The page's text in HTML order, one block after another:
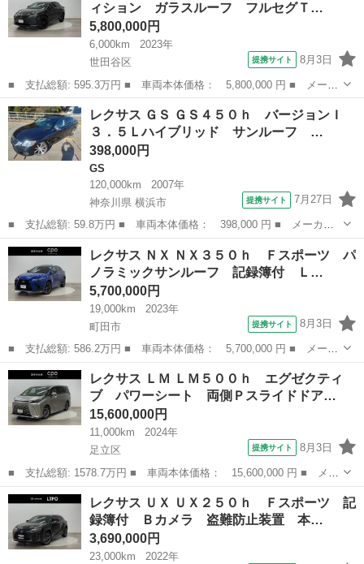
Ｃ車載器 ...
ィション ガラスルーフ フルセグＴ…
5,800,000円
6,000km
2023年
世田谷区
提携サイト 8月3日
■ 支払総額: 595.3万円 ■ 車両本体価格： 5,800,000 円 ■ メーカ
ー名： レクサス ■ 車種名： ＲＺ ■ グレード名： ＲＺ４５０
ｅ ファーストエディション ガラスルーフ フルセグＴＶ ワンオ
ーナー ...
東京 世田谷区 レクサス
レクサス ＧＳ ＧＳ４５０ｈ バージョンＩ
３．５Ｌハイブリッド サンルーフ …
398,000円
GS
120,000km
2007年
神奈川県 横浜市
提携サイト 7月27日
■ 支払総額: 59.8万円 ■ 車両本体価格： 398,000 円 ■ メーカー
名： レクサス ■ 車種名： ＧＳ ■ グレード名： ＧＳ４５０
ｈ バージョンＩ ３．５Ｌハイブリッド サンルーフ 純正２１４
ブラックМ ２...
神奈川 横浜市 GS
レクサス ＮＸ ＮＸ３５０ｈ Ｆスポーツ パ
ノラミックサンルーフ 記録簿付 Ｌ…
5,700,000円
19,000km
2023年
町田市
提携サイト 8月3日
■ 支払総額: 586.2万円 ■ 車両本体価格： 5,700,000 円 ■ メーカ
ー名： レクサス ■ 車種名： ＮＸ ■ グレード名： ＮＸ３５０
ｈ Ｆスポーツ パノラミックサンルーフ 記録簿付 ＬＥＤヘッド
ランプ ...
東京 町田市 レクサス
レクサス ＬＭ ＬＭ５００ｈ エグゼクティ
ブ パワーシート 両側Ｐスライドドア…
15,600,000円
11,000km
2024年
足立区
提携サイト 8月3日
■ 支払総額: 1578.7万円 ■ 車両本体価格： 15,600,000 円 ■ メー
カー名： レクサス ■ 車種名： ＬＭ ■ グレード名： ＬＭ５０
０ｈ エグゼクティブ パワーシート 両側Ｐスライドドア レーダ
ークル...
東京 足立区 レクサス
レクサス ＵＸ ＵＸ２５０ｈ Ｆスポーツ 記
録簿付 Ｂカメラ 盗難防止装置 本…
3,690,000円
23,000km
2022年